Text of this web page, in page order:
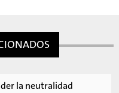
la neutralidad